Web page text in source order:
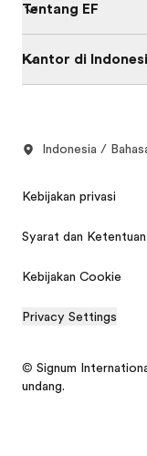
Tentang EF
Kantor di
Indonesia /
Kebijakan privasi
Syarat dan
Kebijakan Cookie
Privacy Settings
© Signum
undang.